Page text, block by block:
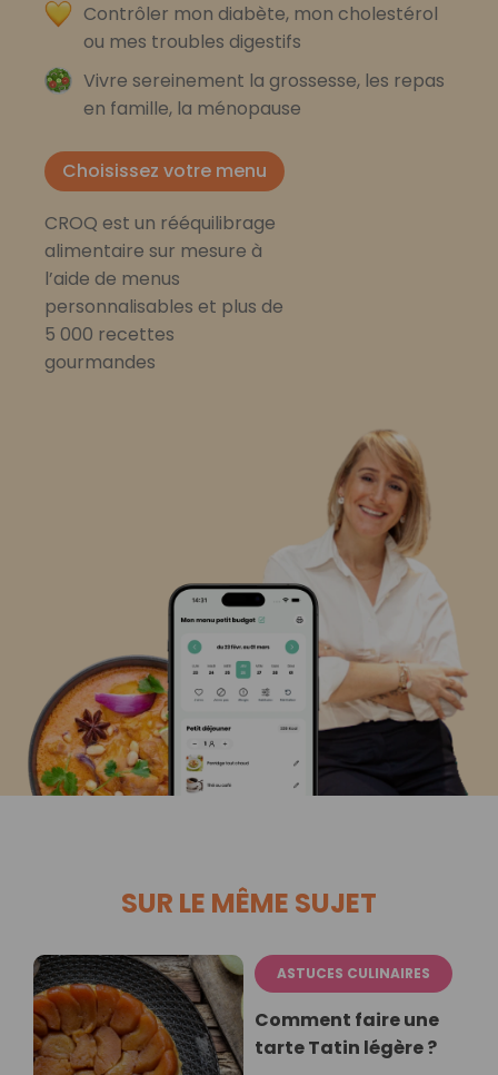
Contrôler mon diabète, mon cholestérol
ou mes troubles digestifs
Vivre sereinement la grossesse, les repas
en famille, la ménopause
Choisissez votre menu
CROQ est un rééquilibrage
alimentaire sur mesure à
l’aide de menus
personnalisables et plus de
5 000 recettes
gourmandes
SUR LE MÊME SUJET
ASTUCES CULINAIRES
Comment faire une
tarte Tatin légère ?